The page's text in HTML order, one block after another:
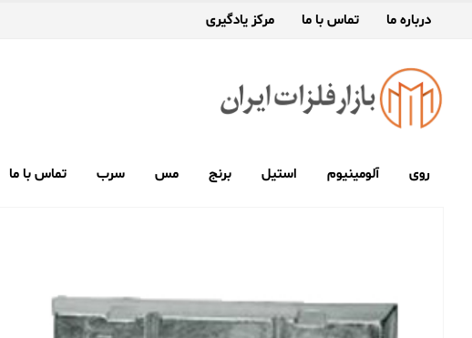
درباره ما تماس با ما مرکز یادگیری
روی آلومینیوم استیل برنج مس سرب تماس با ما